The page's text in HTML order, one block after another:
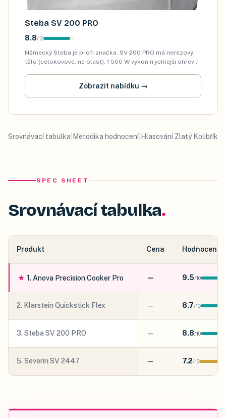
Steba SV 200 PRO
8.8/10
Německý Steba je profi značka. SV 200 PRO má nerezový
tělo (celokovové, ne plast), 1 500 W výkon (rychlejší ohřev
nadšence s velkými hrnci.
Zobrazit nabídku →
Srovnávací tabulka Metodika hodnocení Hlasování Zlatý Kolibřík
SPEC SHEET
Srovnávací tabulka
Produkt Cena Hodnocení
★ 1.Anova Precision Cooker Pro — 9.5/10
2. Klarstein Quickstick Flex — 8.7/10
3. Steba SV 200 PRO — 8.8/10
5. Severin SV 2447 — 7.2/10